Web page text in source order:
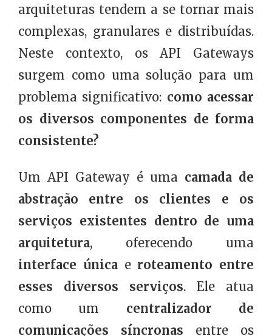
arquiteturas tendem a se tornar mais
complexas, granulares e distribuídas.
Neste contexto, os API Gateways
surgem como uma solução para um
problema significativo: como acessar
os diversos componentes de forma
consistente?
Um API Gateway é uma camada de
abstração entre os clientes e os
serviços existentes dentro de uma
arquitetura, oferecendo uma
interface únicae roteamento entre
esses diversos serviços. Ele atua
como um centralizador de
comunicações síncronas entre os